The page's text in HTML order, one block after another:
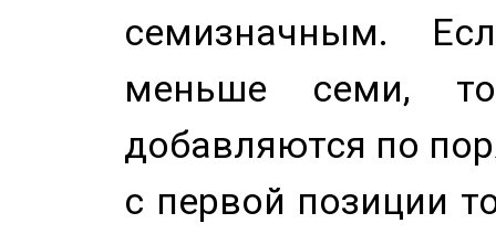
семизначным.
меньше семи,
добавляются по
с первой позиции